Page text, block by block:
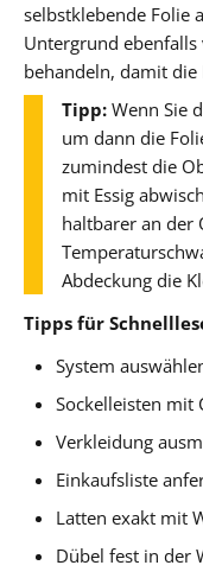
selbstklebende Folie
Untergrund
behandeln, damit die
Tipp: Wenn Sie
um dann die
zumindest die
mit Essig
haltbarer an der
Abdeckung die
Tipps für
System
Sockelleisten mit
Verkleidung
Einkaufsliste
Latten exakt mit
Dübel fest in der